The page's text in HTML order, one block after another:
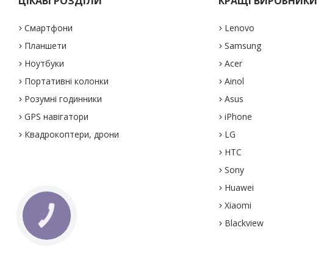
Смартфони
Планшети
Ноутбуки
Портативні колонки
Розумні годинники
GPS навігатори
Квадрокоптери, дрони
Lenovo
Samsung
Acer
Ainol
Asus
iPhone
LG
HTC
Sony
Huawei
Xiaomi
Blackview